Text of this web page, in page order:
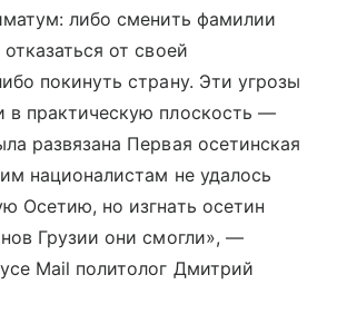
либо сменить фамилии
от своей
покинуть страну. Эти угрозы
в практическую плоскость —
развязана Первая осетинская
националистам не удалось
Осетию, но изгнать осетин
Грузии они смогли», —
Mail политолог Дмитрий